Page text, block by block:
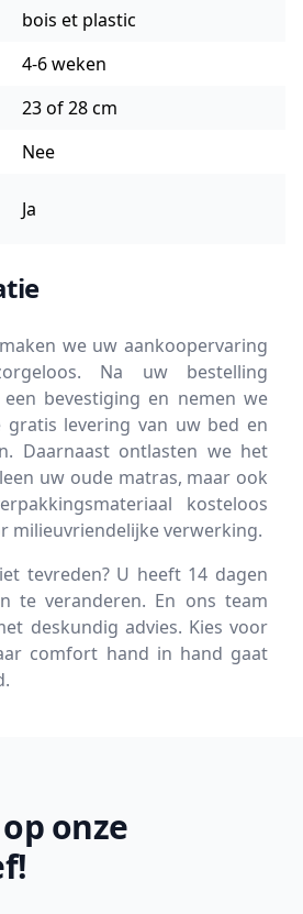
bois et plastic
4-6 weken
23 of 28 cm
Nee
Ja
we uw aankoopervaring
Na uw bestelling
bevestiging en nemen we
levering van uw bed en
Daarnaast ontlasten we het
uw oude matras, maar ook
kosteloos
milieuvriendelijke verwerking.
tevreden? U heeft 14 dagen
te veranderen. En ons team
deskundig advies. Kies voor
comfort hand in hand gaat
onze